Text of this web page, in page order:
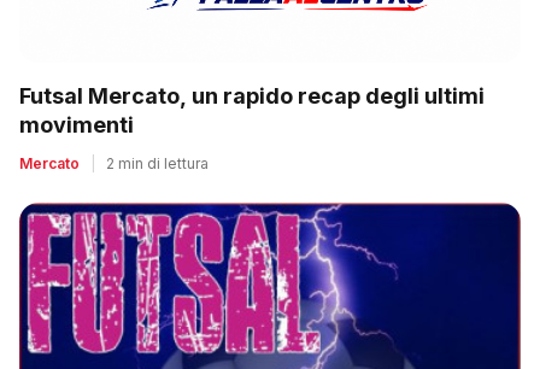
Futsal Mercato, un rapido recap degli ultimi
movimenti
Mercato 2 min di lettura